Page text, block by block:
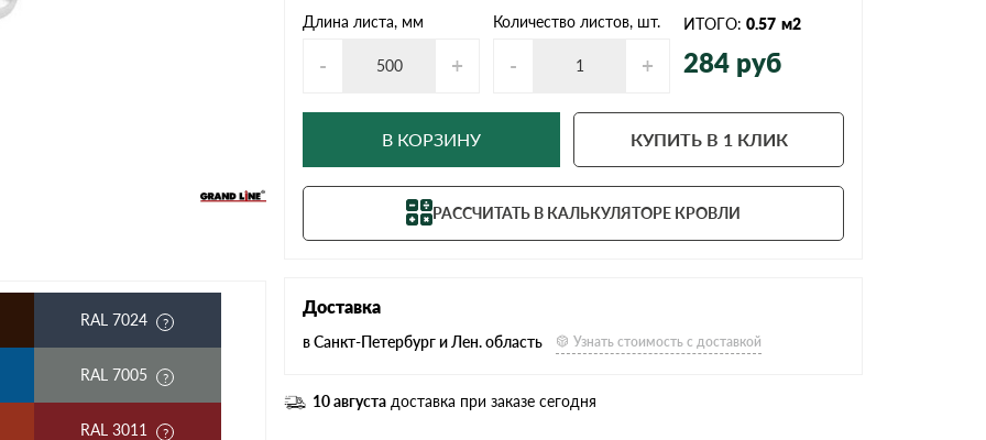
RAL 7024
RAL 7005
RAL 3011
Длина листа, мм
- +
Количество листов, шт.
- +
ИТОГО: 0.57 м2
284 руб
В КОРЗИНУ КУПИТЬ В 1 КЛИК
РАССЧИТАТЬ В КАЛЬКУЛЯТОРЕ КРОВЛИ
Доставка
в Санкт-Петербург и Лен. область Узнать стоимость с доставкой
10 августа доставка при заказе сегодня